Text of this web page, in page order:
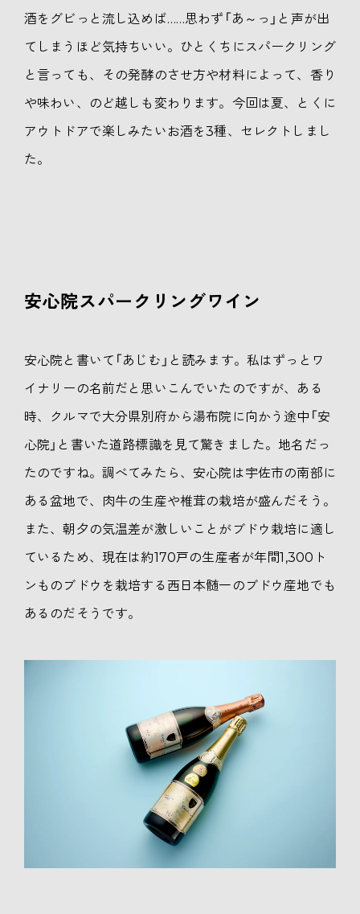
酒をグビっと流し込めば……思わず「あ～っ」と声が出
てしまうほど気持ちいい。ひとくちにスパークリング
と言っても、その発酵のさせ方や材料によって、香り
や味わい、のど越しも変わります。今回は夏、とくに
アウトドアで楽しみたいお酒を3種、セレクトしまし
た。
安心院スパークリングワイン
安心院と書いて「あじむ」と読みます。私はずっとワ
イナリーの名前だと思いこんでいたのですが、ある
時、クルマで大分県別府から湯布院に向かう途中「安
心院」と書いた道路標識を見て驚きました。地名だっ
たのですね。調べてみたら、安心院は宇佐市の南部に
ある盆地で、肉牛の生産や椎茸の栽培が盛んだそう。
また、朝夕の気温差が激しいことがブドウ栽培に適し
ているため、現在は約170戸の生産者が年間1,300ト
ンものブドウを栽培する西日本髄一のブドウ産地でも
あるのだそうです。